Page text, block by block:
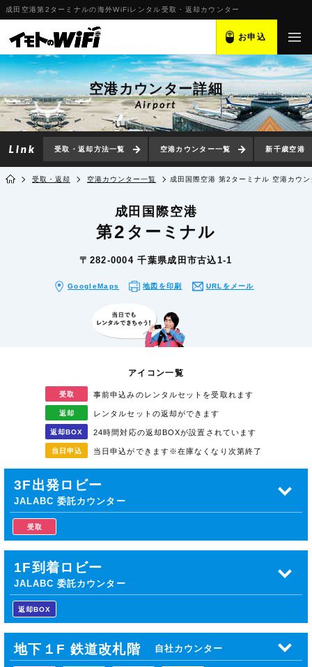
成田空港第2ターミナルの海外WiFiレンタル受取・返却カウンター
お申込
空港カウンター詳細
Airport
受取・返却方法一覧 空港カウンター一覧 新千歳空港
受取・返却 空港カウンター一覧 成田国際空港 第2ターミナル 空港カウン
成田国際空港
第2 ターミナル
〒282-0004 千葉県成田市古込1-1
GoogleMaps 地図を印刷 URLをメール
アイコン一覧
受取 事前申込みのレンタルセットを受取れます
返却 レンタルセットの返却ができます
返却BOX 24時間対応の返却BOXが設置されています
当日 申込 当日申込ができます※在庫なくなり次第終了
3F出発ロビー
JALABC 委託カウンター
受取
1F到着ロビー
JALABC 委託カウンター
返却BOX
地下１F 鉄道改札階 自社カウンター